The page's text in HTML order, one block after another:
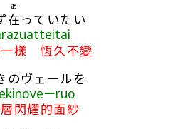
在
あ
っていたい
一樣 恆久不變
のヴェールを
ーruo
閃耀的面紗